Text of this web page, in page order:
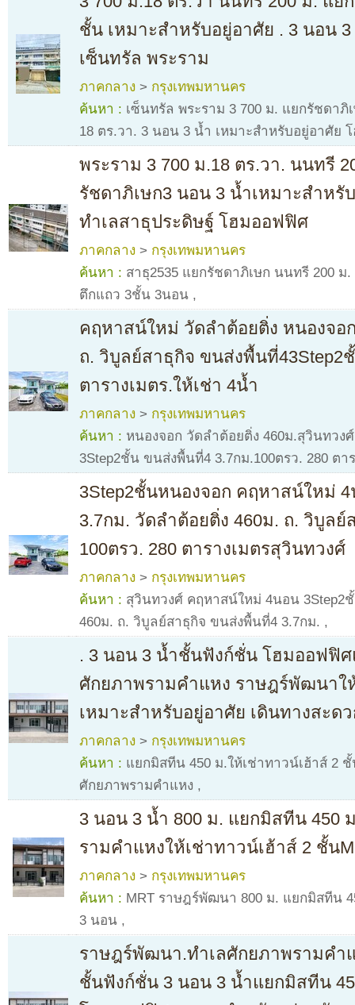
ชั้น เหมาะสำหรับอยู่อาศัย . 3 นอน
เซ็นทรัล พระราม
ภาคกลาง > กรุงเทพมหานคร
ค้นหา : เซ็นทรัล พระราม 3 700 ม. แยกรัชดา
18 ตร.วา. 3 นอน 3 น้ำ เหมาะสำหรับอยู่อาศัย
พระราม 3 700 ม.18 ตร.วา. นนทรี
รัชดาภิเษก3 นอน 3 น้ำเหมาะสำหรั
ทำเลสาธุประดิษฐ์ โฮมออฟฟิศ
ภาคกลาง > กรุงเทพมหานคร
ค้นหา : สาธุ2535 แยกรัชดาภิเษก นนทรี 200 ม
ตึกแถว 3ชั้น 3นอน ,
คฤหาสน์ใหม่ วัดลำต้อยติ่ง หนองจอ
ถ. วิบูลย์สาธุกิจ ขนส่งพื้นที่43Step2
ตารางเมตร.ให้เช่า 4น้ำ
ภาคกลาง > กรุงเทพมหานคร
ค้นหา : หนองจอก วัดลำต้อยติ่ง 460ม.สุวินทวง
3Step2ชั้น ขนส่งพื้นที่4 3.7กม.100ตรว. 280 ตา
3Step2ชั้นหนองจอก คฤหาสน์ใหม่
3.7กม. วัดลำต้อยติ่ง 460ม. ถ. วิบูลย์
100ตรว. 280 ตารางเมตรสุวินทวงศ์
ภาคกลาง > กรุงเทพมหานคร
ค้นหา : สุวินทวงศ์ คฤหาสน์ใหม่ 4นอน 3Step2
460ม. ถ. วิบูลย์สาธุกิจ ขนส่งพื้นที่4 3.7กม. ,
. 3 นอน 3 น้ำชั้นฟังก์ชั่น โฮมออฟฟิ
ศักยภาพรามคำแหง ราษฎร์พัฒนาใ
เหมาะสำหรับอยู่อาศัย เดินทางสะด
ภาคกลาง > กรุงเทพมหานคร
ค้นหา : แยกมิสทีน 450 ม.ให้เช่าทาวน์เฮ้าส์ 2
ศักยภาพรามคำแหง ,
3 นอน 3 น้ำ 800 ม. แยกมิสทีน 450
รามคำแหงให้เช่าทาวน์เฮ้าส์ 2 ชั้น
ภาคกลาง > กรุงเทพมหานคร
ค้นหา : MRT ราษฎร์พัฒนา 800 ม. แยกมิสทีน
3 นอน ,
ราษฎร์พัฒนา.ทำเลศักยภาพรามคำ
ชั้นฟังก์ชั่น 3 นอน 3 น้ำแยกมิสทีน